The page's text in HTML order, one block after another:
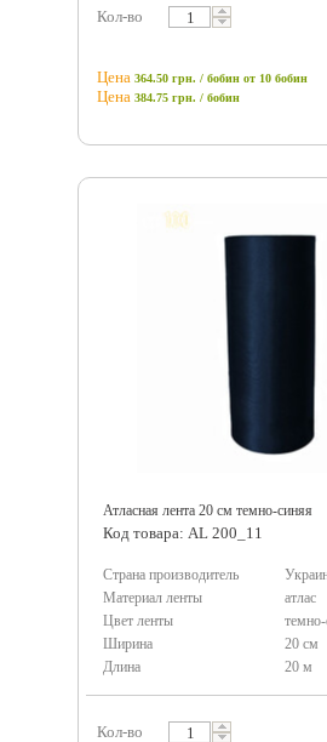
Кол-во
Цена 364.50 грн. / бобин от 10 бобин
Цена 384.75 грн. / бобин
Атласная лента 20 см темно-синяя
Код товара: AL 200_11
Страна производитель
Материал ленты
атлас
Цвет ленты
Ширина
20 см
Длина
20 м
Кол-во